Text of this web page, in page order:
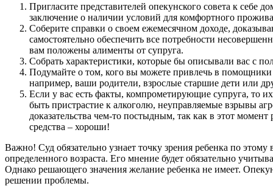
Пригласите представителей опекунского совета к себе
заключение о наличии условий для комфортного
Соберите справки о своем ежемесячном доходе,
самостоятельно обеспечить все потребности
вам положены алименты от супруга.
Собрать характеристики, которые бы описывали вас с
Подумайте о том, кого вы можете привлечь в помощники
например, ваши родители, взрослые старшие дети или
Если у вас есть факты, компрометирующие супруга, то
быть пристрастие к алкоголю, неуправляемые взрывы
доказательства чем-то постыдным, так как в этот момент
средства – хороши!
Важно! Суд обязательно узнает точку зрения ребенка по этому
определенного возраста. Его мнение будет обязательно
Однако решающего значения желание ребенка не имеет.
решении проблемы.